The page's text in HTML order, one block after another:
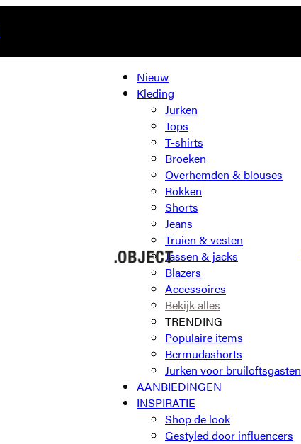
Nieuw
Kleding
Jurken
Tops
T-shirts
Broeken
Overhemden & blouses
Rokken
Shorts
Jeans
Truien & vesten
Jassen & jacks
Blazers
Accessoires
Bekijk alles
TRENDING
Populaire items
Bermudashorts
Jurken voor bruiloftsgasten
AANBIEDINGEN
INSPIRATIE
Shop de look
Gestyled door influencers